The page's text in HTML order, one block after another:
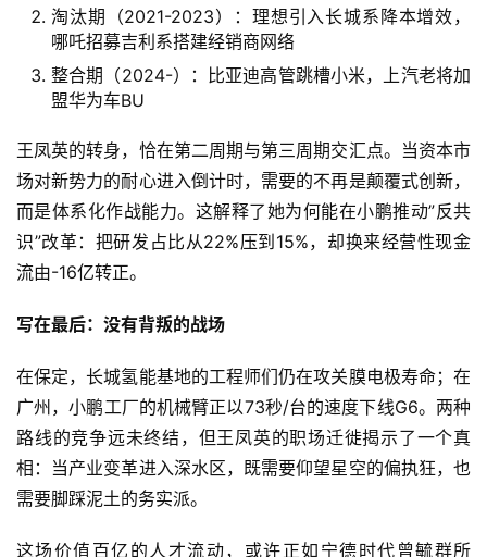
旅
家
车
讯
快
报
专
吉
开
T
l
淘汰期（2021-2023）：理想引入长城系降本增效，
哪吒招募吉利系搭建经销商网络
整合期（2024-）：比亚迪高管跳槽小米，上汽老将加
盟华为车BU
王凤英的转身，恰在第二周期与第三周期交汇点。当资本市
场对新势力的耐心进入倒计时，需要的不再是颠覆式创新，
而是体系化作战能力。这解释了她为何能在小鹏推动”反共
识”改革：把研发占比从22%压到15%，却换来经营性现金
流由-16亿转正。
写在最后：没有背叛的战场
在保定，长城氢能基地的工程师们仍在攻关膜电极寿命；在
广州，小鹏工厂的机械臂正以73秒/台的速度下线G6。两种
路线的竞争远未终结，但王凤英的职场迁徙揭示了一个真
相：当产业变革进入深水区，既需要仰望星空的偏执狂，也
需要脚踩泥土的务实派。
这场价值百亿的人才流动，或许正如宁德时代曾毓群所